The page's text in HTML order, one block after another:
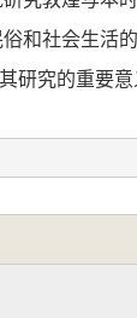
和社会生活
研究的重要
、敦煌写
文書の重要